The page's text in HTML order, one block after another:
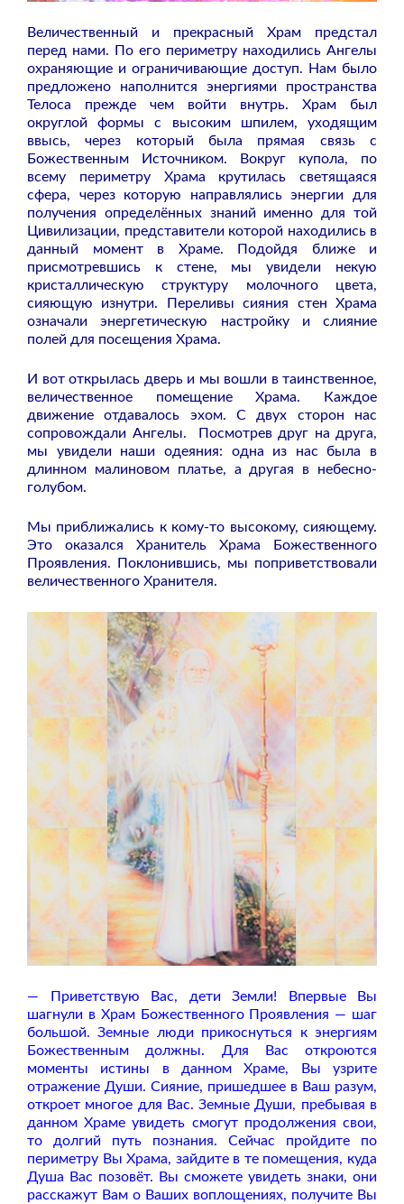
Величественный и прекрасный Храм предстал
перед нами. По его периметру находились Ангелы
охраняющие и ограничивающие доступ. Нам было
предложено наполнится энергиями пространства
Телоса прежде чем войти внутрь. Храм был
округлой формы с высоким шпилем, уходящим
ввысь, через который была прямая связь с
Божественным Источником. Вокруг купола, по
всему периметру Храма крутилась светящаяся
сфера, через которую направлялись энергии для
получения определённых знаний именно для той
Цивилизации, представители которой находились в
данный момент в Храме. Подойдя ближе и
присмотревшись к стене, мы увидели некую
кристаллическую структуру молочного цвета,
сияющую изнутри. Переливы сияния стен Храма
означали энергетическую настройку и слияние
полей для посещения Храма.
И вот открылась дверь и мы вошли в таинственное,
величественное помещение Храма. Каждое
движение отдавалось эхом. С двух сторон нас
сопровождали Ангелы. Посмотрев друг на друга,
мы увидели наши одеяния: одна из нас была в
длинном малиновом платье, а другая в небесно-
голубом.
Мы приближались к кому-то высокому, сияющему.
Это оказался Хранитель Храма Божественного
Проявления. Поклонившись, мы поприветствовали
величественного Хранителя.
— Приветствую Вас, дети Земли! Впервые Вы
шагнули в Храм Божественного Проявления — шаг
большой. Земные люди прикоснуться к энергиям
Божественным должны. Для Вас откроются
моменты истины в данном Храме, Вы узрите
отражение Души. Сияние, пришедшее в Ваш разум,
откроет многое для Вас. Земные Души, пребывая в
данном Храме увидеть смогут продолжения свои,
то долгий путь познания. Сейчас пройдите по
периметру Вы Храма, зайдите в те помещения, куда
Душа Вас позовёт. Вы сможете увидеть знаки, они
расскажут Вам о Ваших воплощениях, получите Вы